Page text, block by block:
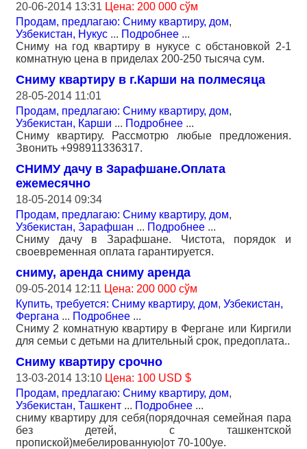
20-06-2014 13:31 Цена: 200 000 сўм
Продам, предлагаю: Сниму квартиру, дом,
Узбекистан, Нукус ... Подробнее ...
Сниму на год квартиру в нукусе с обстановкой 2-1
комнатную цена в приделах 200-250 тысяча сум.
Сниму квартиру в г.Карши на полмесяца
28-05-2014 11:01
Продам, предлагаю: Сниму квартиру, дом,
Узбекистан, Карши ... Подробнее ...
Сниму квартиру. Рассмотрю любые предложения.
Звонить +998911336317.
СНИМУ дачу в Зарафшане.Оплата
ежемесячно
18-05-2014 09:34
Продам, предлагаю: Сниму квартиру, дом,
Узбекистан, Зарафшан ... Подробнее ...
Сниму дачу в Зарафшане. Чистота, порядок и
своевременная оплата гарантируется.
сниму, аренда сниму аренда
09-05-2014 12:11 Цена: 200 000 сўм
Купить, требуется: Сниму квартиру, дом, Узбекистан,
Фергана ... Подробнее ...
Сниму 2 комнатную квартиру в Фергане или Киргили
для семьи с детьми на длительный срок, предоплата..
Сниму квартиру срочно
13-03-2014 13:10 Цена: 100 USD $
Продам, предлагаю: Сниму квартиру, дом,
Узбекистан, Ташкент ... Подробнее ...
сниму квартиру для себя(порядочная семейная пара
без детей, с ташкентской
пропиской)мебелированную|от 70-100уе.